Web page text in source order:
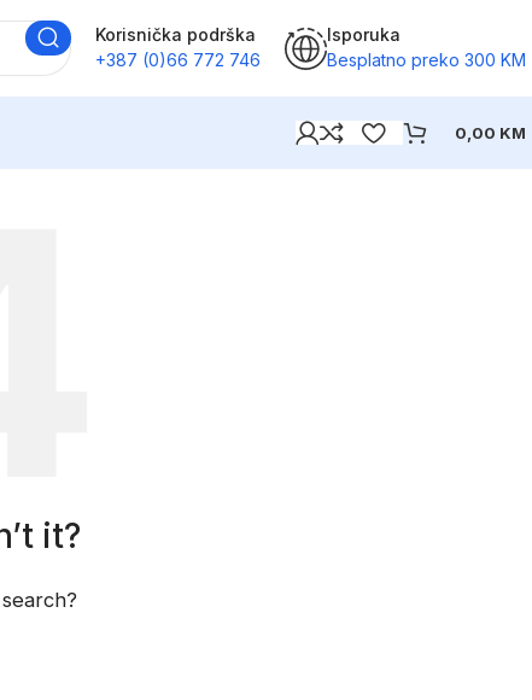
Korisnička podrška
+387 (0)66 772 746
Isporuka
Besplatno preko 300 KM
0,00 KM
it?